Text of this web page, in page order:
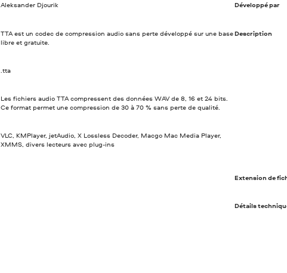
Aleksander Djourik
TTA est un codec de compression audio sans perte développé sur une base
libre et gratuite.
.tta
Les fichiers audio TTA compressent des données WAV de 8, 16 et 24 bits.
Ce format permet une compression de 30 à 70 % sans perte de qualité.
VLC, KMPlayer, jetAudio, X Lossless Decoder, Macgo Mac Media Player,
XMMS, divers lecteurs avec plug-ins
Développé par
Description
Extension de
Détails